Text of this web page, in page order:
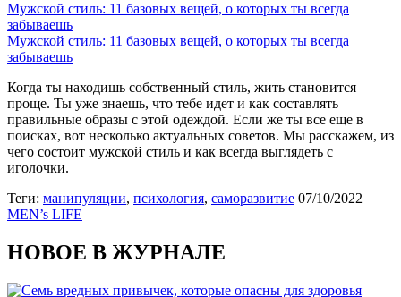
Мужской стиль: 11 базовых вещей, о которых ты всегда
забываешь
Мужской стиль: 11 базовых вещей, о которых ты всегда
забываешь
Когда ты находишь собственный стиль, жить становится
проще. Ты уже знаешь, что тебе идет и как составлять
правильные образы с этой одеждой. Если же ты все еще в
поисках, вот несколько актуальных советов. Мы расскажем, из
чего состоит мужской стиль и как всегда выглядеть с
иголочки.
Теги: манипуляции, психология, саморазвитие 07/10/2022
MEN’s LIFE
НОВОЕ В ЖУРНАЛЕ